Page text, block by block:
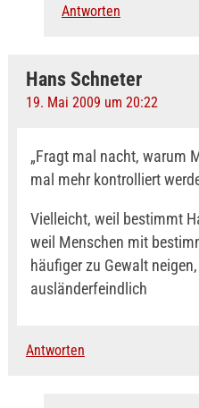
Antworten
Hans Schneter
19. Mai 2009 um 20:22
„Fragt mal nacht, warum
mal mehr kontrolliert
Vielleicht, weil bestimmt
weil Menschen mit
häufiger zu Gewalt
ausländerfeindlich
Antworten